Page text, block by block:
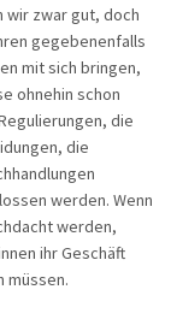
wir zwar gut, doch
gegebenenfalls
mit sich bringen,
ohnehin schon
die
die
werden. Wenn
werden,
ihr Geschäft
müssen.